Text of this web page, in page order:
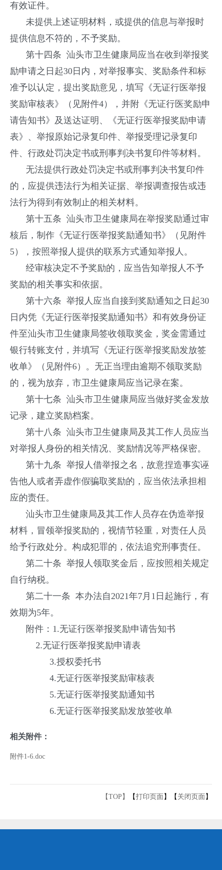
有效证件。
未提供上述证明材料，或提供的信息与举报时
提供信息不符的，不予奖励。
第十四条 汕头市卫生健康局应当在收到举报奖
励申请之日起30日内，对举报事实、奖励条件和标
准予以认定，提出奖励意见，填写《无证行医举报
奖励审核表》（见附件4），并附《无证行医奖励申
请告知书》及送达证明、《无证行医举报奖励申请
表》、举报原始记录复印件、举报受理记录复印
件、行政处罚决定书或刑事判决书复印件等材料。
无法提供行政处罚决定书或刑事判决书复印件
的，应提供违法行为相关证据、举报调查报告或违
法行为得到有效制止的相关材料。
第十五条 汕头市卫生健康局在举报奖励通过审
核后，制作《无证行医举报奖励通知书》（见附件
5），按照举报人提供的联系方式通知举报人。
经审核决定不予奖励的，应当告知举报人不予
奖励的相关事实和依据。
第十六条 举报人应当自接到奖励通知之日起30
日内凭《无证行医举报奖励通知书》和有效身份证
件至汕头市卫生健康局签收领取奖金，奖金需通过
银行转账支付，并填写《无证行医举报奖励发放签
收单》（见附件6）。无正当理由逾期不领取奖励
的，视为放弃，市卫生健康局应当记录在案。
第十七条 汕头市卫生健康局应当做好奖金发放
记录，建立奖励档案。
第十八条 汕头市卫生健康局及其工作人员应当
对举报人身份的相关情况、奖励情况等严格保密。
第十九条 举报人借举报之名，故意捏造事实诬
告他人或者弄虚作假骗取奖励的，应当依法承担相
应的责任。
汕头市卫生健康局及其工作人员存在伪造举报
材料，冒领举报奖励的，视情节轻重，对责任人员
给予行政处分。构成犯罪的，依法追究刑事责任。
第二十条 举报人领取奖金后，应按照相关规定
自行纳税。
第二十一条 本办法自2021年7月1日起施行，有
效期为5年。
附件：1.无证行医举报奖励申请告知书
2.无证行医举报奖励申请表
3.授权委托书
4.无证行医举报奖励审核表
5.无证行医举报奖励通知书
6.无证行医举报奖励发放签收单
相关附件：
附件1-6.doc
【TOP】 【打印页面 】【 关闭页面 】